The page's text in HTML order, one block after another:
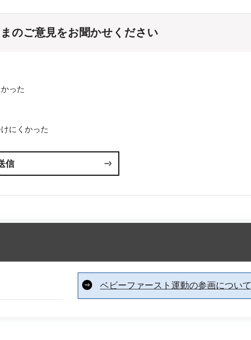
のご意見をお聞かせください
った
にくかった
ベビーファースト運動の参画について